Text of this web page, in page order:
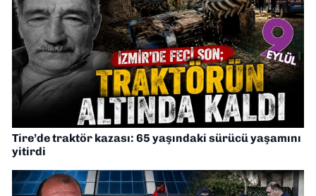
Tire’de traktör kazası: 65 yaşındaki sürücü yaşamını
yitirdi